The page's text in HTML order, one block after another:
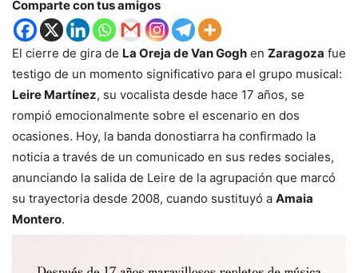
Comparte con tus amigos
El cierre de gira de La Oreja de Van Gogh en Zaragoza fue
testigo de un momento significativo para el grupo musical:
Leire Martínez, su vocalista desde hace 17 años, se
rompió emocionalmente sobre el escenario en dos
ocasiones. Hoy, la banda donostiarra ha confirmado la
noticia a través de un comunicado en sus redes sociales,
anunciando la salida de Leire de la agrupación que marcó
su trayectoria desde 2008, cuando sustituyó a Amaia
Montero.